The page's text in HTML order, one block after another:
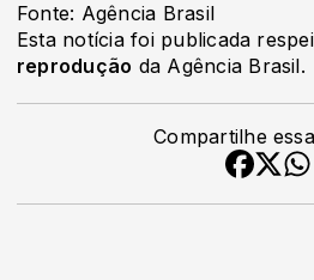
Fonte: Agência Brasil
Esta notícia foi publicada
reprodução da Agência Brasil.
Compartilhe